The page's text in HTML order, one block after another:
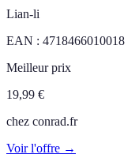
Lian-li
EAN : 4718466010018
Meilleur prix
19,99 €
chez conrad.fr
Voir l'offre →